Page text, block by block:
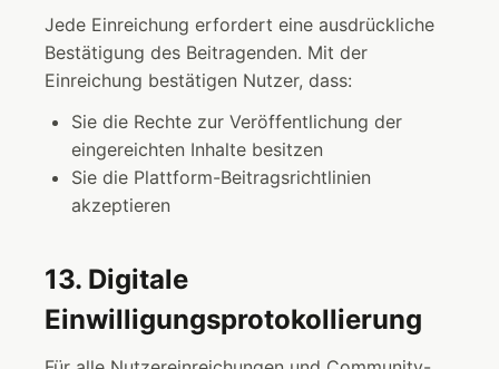
Jede Einreichung erfordert eine ausdrückliche
Bestätigung des Beitragenden. Mit der
Einreichung bestätigen Nutzer, dass:
Sie die Rechte zur Veröffentlichung der
eingereichten Inhalte besitzen
Sie die Plattform-Beitragsrichtlinien
akzeptieren
13. Digitale
Einwilligungsprotokollierung